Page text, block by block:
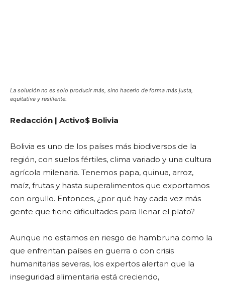
La solución no es solo producir más, sino hacerlo de forma más justa,
equitativa y resiliente.
Redacción | Activo$ Bolivia
Bolivia es uno de los países más biodiversos de la
región, con suelos fértiles, clima variado y una cultura
agrícola milenaria. Tenemos papa, quinua, arroz,
maíz, frutas y hasta superalimentos que exportamos
con orgullo. Entonces, ¿por qué hay cada vez más
gente que tiene dificultades para llenar el plato?
Aunque no estamos en riesgo de hambruna como la
que enfrentan países en guerra o con crisis
humanitarias severas, los expertos alertan que la
inseguridad alimentaria está creciendo,